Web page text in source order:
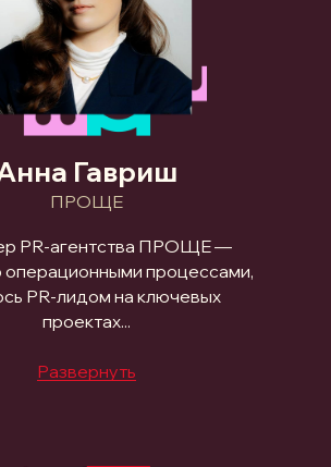
Гавриш
ПРОЩЕ
PR-агентства ПРОЩЕ —
операционными процессами,
PR-лидом на ключевых
проектах...
Развернуть